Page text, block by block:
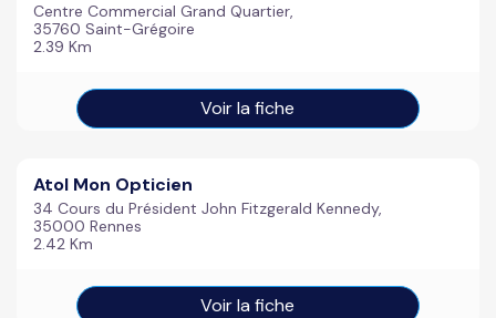
Centre Commercial Grand Quartier,
35760 Saint-Grégoire
2.39 Km
Voir la fiche
Atol Mon Opticien
34 Cours du Président John Fitzgerald Kennedy,
35000 Rennes
2.42 Km
Voir la fiche